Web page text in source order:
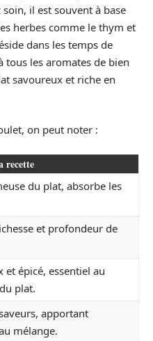
il est souvent à base
herbes comme le thym et
dans les temps de
tous les aromates de bien
savoureux et riche en
on peut noter :
recette
du plat, absorbe les
et profondeur de
et épicé, essentiel au
plat.
apportant
mélange.